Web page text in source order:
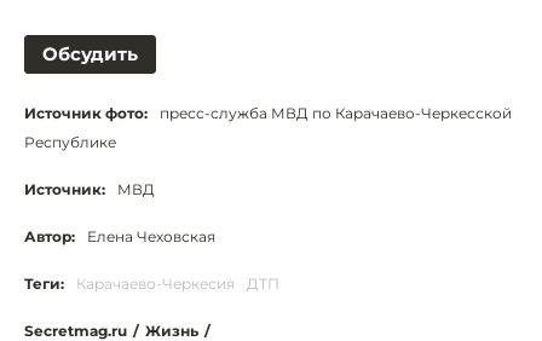
Обсудить
Источник фото:
пресс-служба МВД по Карачаево-Черкесской
Республике
Источник: МВД
Автор: Елена Чеховская
Теги: Карачаево-Черкесия ДТП
Secretmag.ru / Жизнь /